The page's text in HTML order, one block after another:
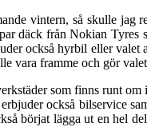
vintern, så skulle
däck från Nokian Tyres
också hyrbil eller
vara framme och gör
som finns runt
också bilservice
börjat lägga ut en hel